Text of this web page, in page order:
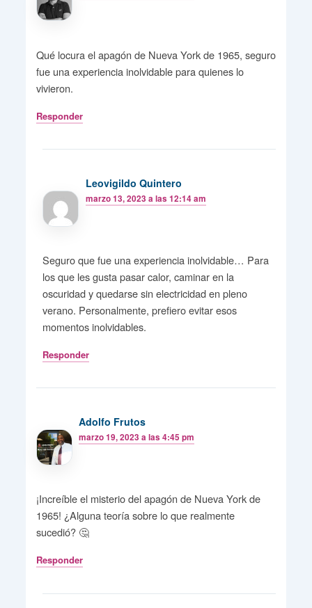
Qué locura el apagón de Nueva York de 1965, seguro
fue una experiencia inolvidable para quienes lo
vivieron.
Responder
Leovigildo Quintero
marzo 13, 2023 a las 12:14 am
Seguro que fue una experiencia inolvidable… Para
los que les gusta pasar calor, caminar en la
oscuridad y quedarse sin electricidad en pleno
verano. Personalmente, prefiero evitar esos
momentos inolvidables.
Responder
Adolfo Frutos
marzo 19, 2023 a las 4:45 pm
¡Increíble el misterio del apagón de Nueva York de
1965! ¿Alguna teoría sobre lo que realmente
sucedió? 🤔
Responder